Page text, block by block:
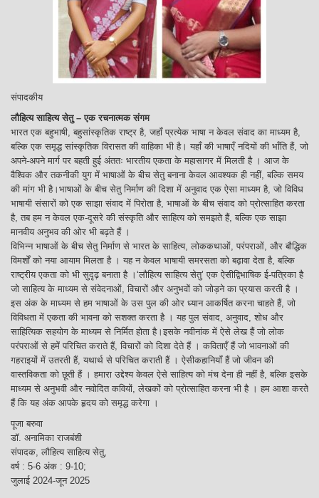
संपादकीय
लौहित्य साहित्य सेतु – एक रचनात्मक संगम
भारत एक बहुभाषी, बहुसांस्कृतिक राष्ट्र है, जहाँ प्रत्येक भाषा न केवल संवाद का माध्यम है,
बल्कि एक समृद्ध सांस्कृतिक विरासत की वाहिका भी है। यहाँ की भाषाएँ नदियों की भाँति हैं, जो
अपने-अपने मार्ग पर बहती हुई अंततः भारतीय एकता के महासागर में मिलती है । आज के
वैश्विक और तकनीकी युग में भाषाओं के बीच सेतु बनाना केवल आवश्यक ही नहीं, बल्कि समय
की मांग भी है।भाषाओं के बीच सेतु निर्माण की दिशा में अनुवाद एक ऐसा माध्यम है, जो विविध
भाषायी संसारों को एक साझा संवाद में पिरोता है, भाषाओं के बीच संवाद को प्रोत्साहित करता
है, तब हम न केवल एक-दूसरे की संस्कृति और साहित्य को समझते हैं, बल्कि एक साझा
मानवीय अनुभव की ओर भी बढ़ते हैं ।
विभिन्न भाषाओं के बीच सेतु निर्माण से भारत के साहित्य, लोककथाओं, परंपराओं, और बौद्धिक
विमर्शों को नया आयाम मिलता है । यह न केवल भाषायी समरसता को बढ़ावा देता है, बल्कि
राष्ट्रीय एकता को भी सुदृढ़ बनाता है ।‘लौहित्य साहित्य सेतु’ एक ऐसीद्विभाषिक ई-पत्रिका है
जो साहित्य के माध्यम से संवेदनाओं, विचारों और अनुभवों को जोड़ने का प्रयास करती है ।
इस अंक के माध्यम से हम भाषाओं के उस पुल की ओर ध्यान आकर्षित करना चाहते हैं, जो
विविधता में एकता की भावना को सशक्त करता है । यह पुल संवाद, अनुवाद, शोध और
साहित्यिक सहयोग के माध्यम से निर्मित होता है।इसके नवीनांक में ऐसे लेख हैं जो लोक
परंपराओं से हमें परिचित कराते हैं, विचारों को दिशा देते हैं । कविताएँ हैं जो भावनाओं की
गहराइयों में उतरती हैं, यथार्थ से परिचित कराती हैं । ऐसीकहानियाँ हैं जो जीवन की
वास्तविकता को छूती हैं । हमारा उद्देश्य केवल ऐसे साहित्य को मंच देना ही नहीं है, बल्कि इसके
माध्यम से अनुभवी और नवोदित कवियों, लेखकों को प्रोत्साहित करना भी है । हम आशा करते
हैं कि यह अंक आपके हृदय को समृद्ध करेगा ।
पूजा बरुवा
डॉ. अनामिका राजबंशी
संपादक, लौहित्य साहित्य सेतु,
वर्ष : 5-6 अंक : 9-10;
जुलाई 2024-जून 2025